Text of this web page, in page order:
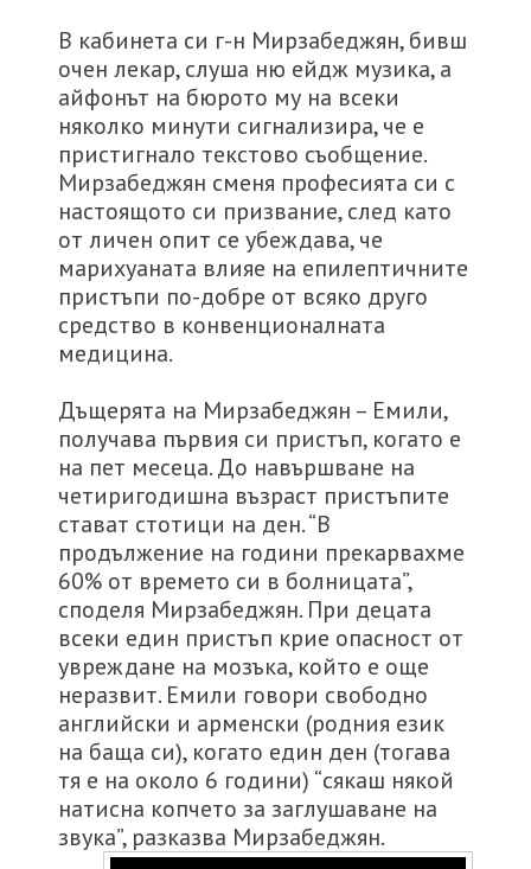
В кабинета си г-н Мирзабеджян, бивш
очен лекар, слуша ню ейдж музика, а
айфонът на бюрото му на всеки
няколко минути сигнализира, че е
пристигнало текстово съобщение.
Мирзабеджян сменя професията си с
настоящото си призвание, след като
от личен опит се убеждава, че
марихуаната влияе на епилептичните
пристъпи по-добре от всяко друго
средство в конвенционалната
медицина.
Дъщерята на Мирзабеджян – Емили,
получава първия си пристъп, когато е
на пет месеца. До навършване на
четиригодишна възраст пристъпите
стават стотици на ден. “В
продължение на години прекарвахме
60% от времето си в болницата”,
споделя Мирзабеджян. При децата
всеки един пристъп крие опасност от
увреждане на мозъка, който е още
неразвит. Емили говори свободно
английски и арменски (родния език
на баща си), когато един ден (тогава
тя е на около 6 години) “сякаш някой
натисна копчето за заглушаване на
звука”, разказва Мирзабеджян.